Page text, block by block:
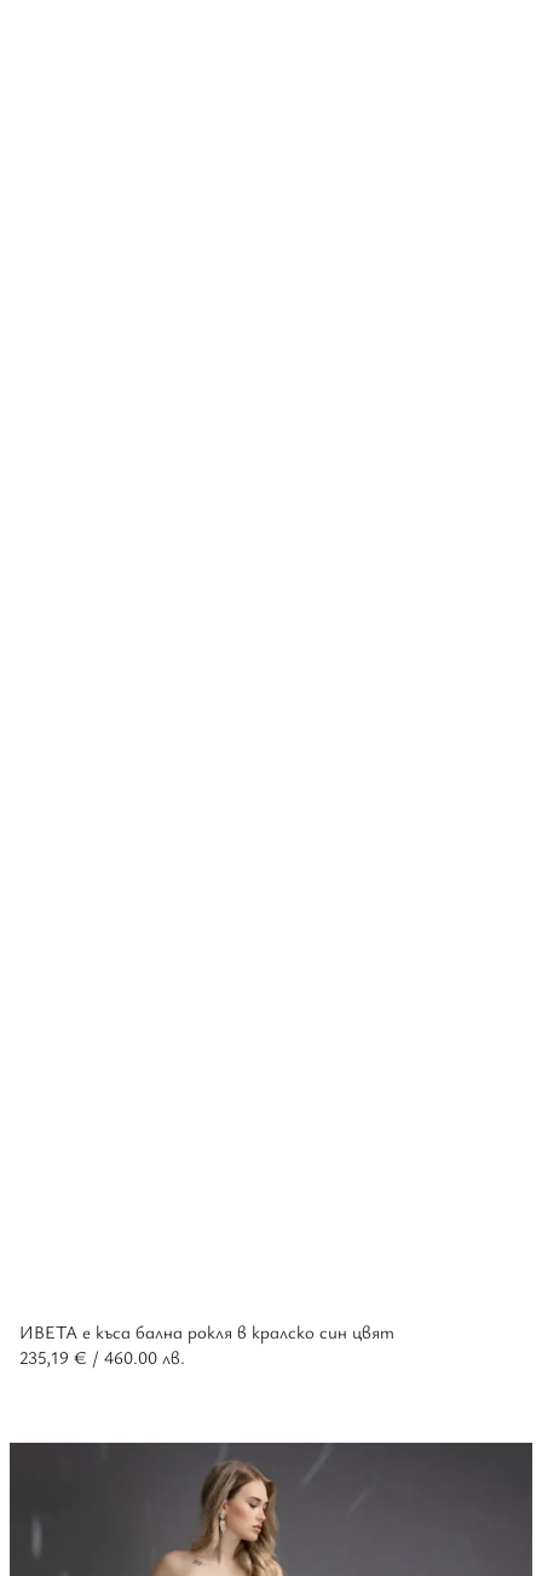
ИВЕТА е къса бална рокля в кралско син цвят
235,19 € / 460.00 лв.